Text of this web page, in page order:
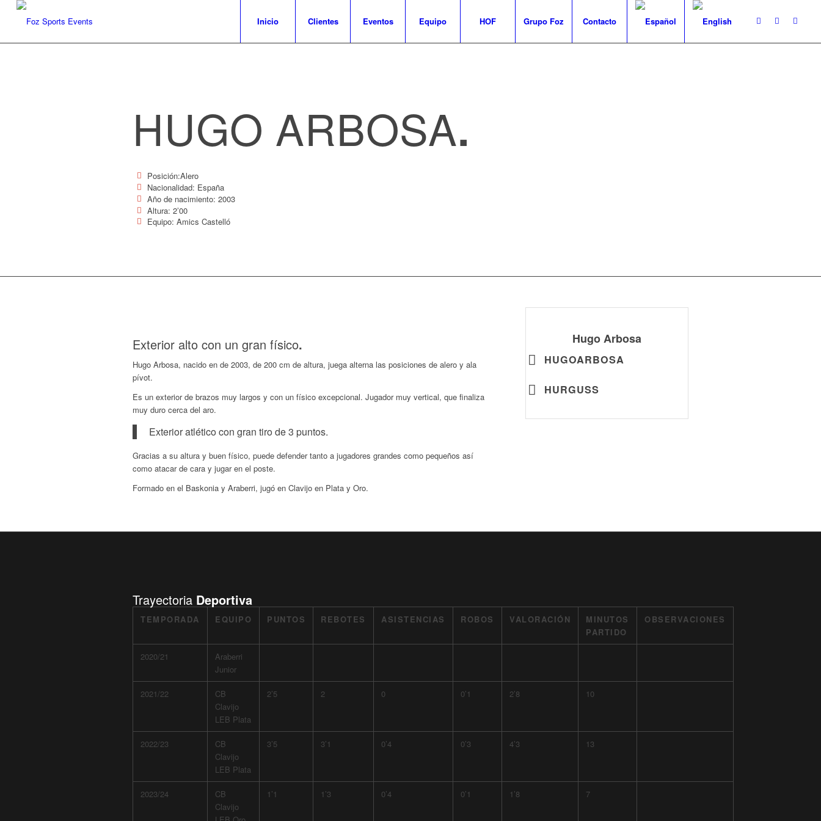
Inicio Clientes Eventos Equipo HOF Grupo Foz Contacto
HUGO ARBOSA.
Posición:Alero
Nacionalidad: España
Año de nacimiento: 2003
Altura: 2’00
Equipo: Amics Castelló
Exterior alto con un gran físico.
Hugo Arbosa, nacido en de 2003, de 200 cm de altura, juega alterna las posiciones de alero y ala
pívot.
Es un exterior de brazos muy largos y con un físico excepcional. Jugador muy vertical, que finaliza
muy duro cerca del aro.
Exterior atlético con gran tiro de 3 puntos.
Gracias a su altura y buen físico, puede defender tanto a jugadores grandes como pequeños así
como atacar de cara y jugar en el poste.
Formado en el Baskonia y Araberri, jugó en Clavijo en Plata y Oro.
Hugo Arbosa
HUGOARBOSA
HURGUSS
Trayectoria Deportiva
TEMPORADA EQUIPO PUNTOS REBOTES ASISTENCIAS ROBOS VALORACIÓN
MINUTOS
PARTIDO
OBSERVACIONES
2020/21
Araberri
Junior
2021/22
CB
Clavijo
LEB Plata
2’5 2 0 0’1 2’8 10
2022/23
CB
Clavijo
LEB Plata
3’5 3’1 0’4 0’3 4’3 13
2023/24
CB
Clavijo
1’1 1’3 0’4 0’1 1’8 7